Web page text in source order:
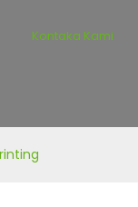
Kontaka Kami